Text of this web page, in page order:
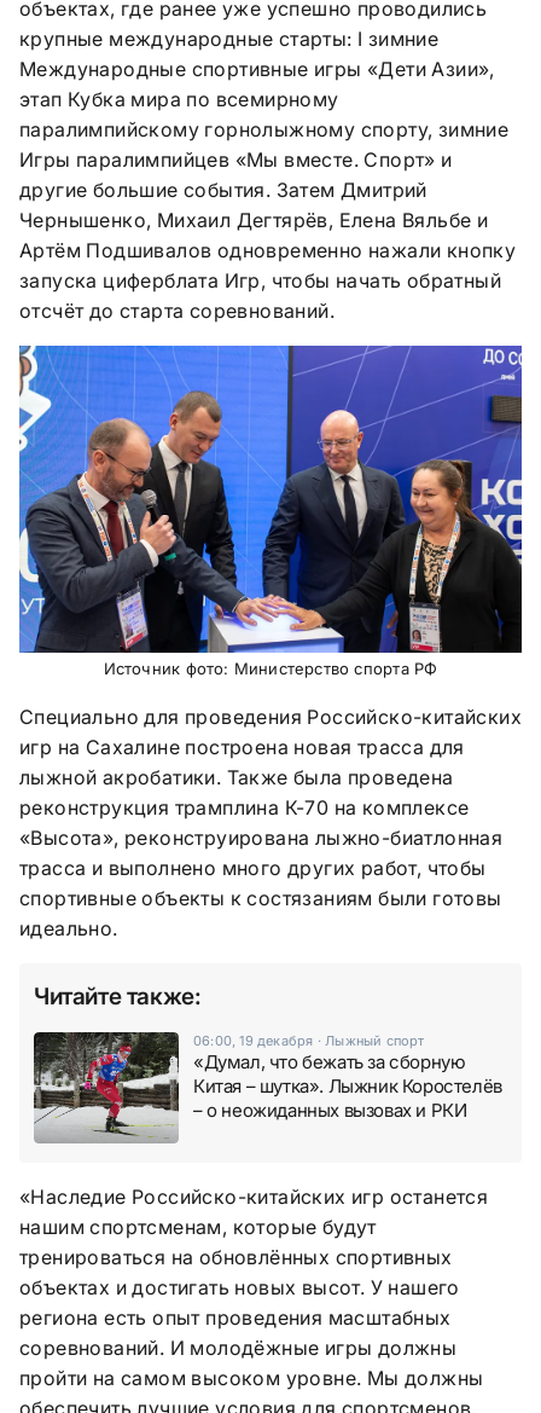
объектах, где ранее уже успешно проводились
крупные международные старты: I зимние
Международные спортивные игры «Дети Азии»,
этап Кубка мира по всемирному
паралимпийскому горнолыжному спорту, зимние
Игры паралимпийцев «Мы вместе. Спорт» и
другие большие события. Затем Дмитрий
Чернышенко, Михаил Дегтярёв, Елена Вяльбе и
Артём Подшивалов одновременно нажали кнопку
запуска циферблата Игр, чтобы начать обратный
отсчёт до старта соревнований.
Источник фото: Министерство спорта РФ
Специально для проведения Российско-китайских
игр на Сахалине построена новая трасса для
лыжной акробатики. Также была проведена
реконструкция трамплина К-70 на комплексе
«Высота», реконструирована лыжно-биатлонная
трасса и выполнено много других работ, чтобы
спортивные объекты к состязаниям были готовы
идеально.
Читайте также:
06:00, 19 декабря ·Лыжный спорт
«Думал, что бежать за сборную
Китая – шутка». Лыжник Коростелёв
– о неожиданных вызовах и РКИ
«Наследие Российско-китайских игр останется
нашим спортсменам, которые будут
тренироваться на обновлённых спортивных
объектах и достигать новых высот. У нашего
региона есть опыт проведения масштабных
соревнований. И молодёжные игры должны
пройти на самом высоком уровне. Мы должны
обеспечить лучшие условия для спортсменов,